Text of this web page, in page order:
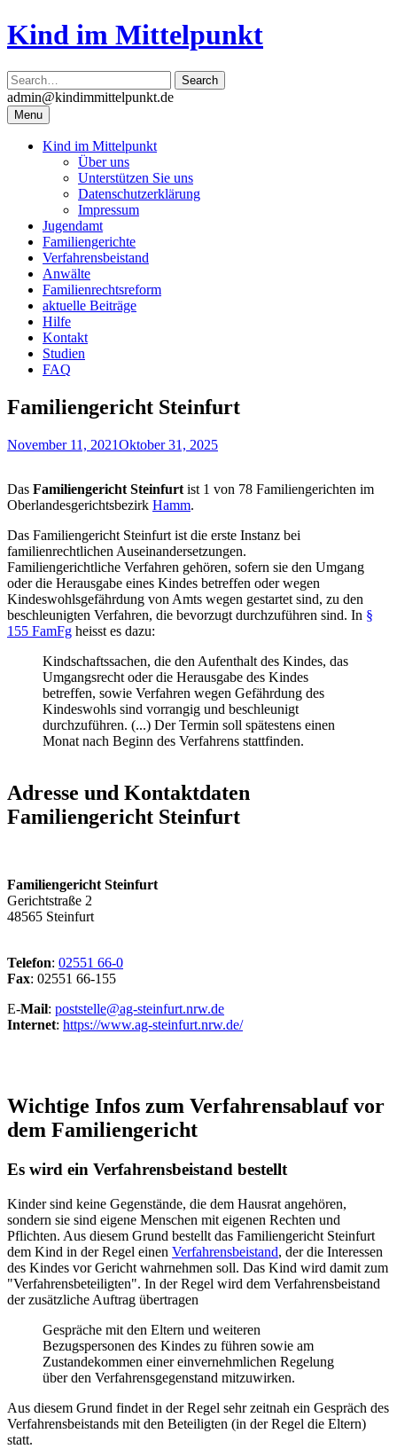
Skip
to
Kind im Mittelpunkt
admin@kindimmittelpunkt.de
Menu
Kind im Mittelpunkt
Über uns
Unterstützen Sie uns
Datenschutzerklärung
Impressum
Jugendamt
Familiengerichte
Verfahrensbeistand
Anwälte
Familienrechtsreform
aktuelle Beiträge
Hilfe
Kontakt
Studien
FAQ
Familiengericht Steinfurt
November 11, 2021Oktober 31, 2025
Das Familiengericht Steinfurt ist 1 von 78 Familiengerichten im
Oberlandesgerichtsbezirk Hamm.
Das Familiengericht Steinfurt ist die erste Instanz bei
familienrechtlichen Auseinandersetzungen.
Familiengerichtliche Verfahren gehören, sofern sie den Umgang
oder die Herausgabe eines Kindes betreffen oder wegen
Kindeswohlsgefährdung von Amts wegen gestartet sind, zu den
beschleunigten Verfahren, die bevorzugt durchzuführen sind. In §
155 FamFg heisst es dazu:
Kindschaftssachen, die den Aufenthalt des Kindes, das
Umgangsrecht oder die Herausgabe des Kindes
betreffen, sowie Verfahren wegen Gefährdung des
Kindeswohls sind vorrangig und beschleunigt
durchzuführen. (...) Der Termin soll spätestens einen
Monat nach Beginn des Verfahrens stattfinden.
Adresse und Kontaktdaten
Familiengericht Steinfurt
Familiengericht Steinfurt
Gerichtstraße 2
48565 Steinfurt
Telefon: 02551 66-0
Fax: 02551 66-155
E-Mail: poststelle@ag-steinfurt.nrw.de
Internet: https://www.ag-steinfurt.nrw.de/
Wichtige Infos zum Verfahrensablauf vor
dem Familiengericht
Es wird ein Verfahrensbeistand bestellt
Kinder sind keine Gegenstände, die dem Hausrat angehören,
sondern sie sind eigene Menschen mit eigenen Rechten und
Pflichten. Aus diesem Grund bestellt das Familiengericht Steinfurt
dem Kind in der Regel einen Verfahrensbeistand, der die Interessen
des Kindes vor Gericht wahrnehmen soll. Das Kind wird damit zum
"Verfahrensbeteiligten". In der Regel wird dem Verfahrensbeistand
der zusätzliche Auftrag übertragen
Gespräche mit den Eltern und weiteren
Bezugspersonen des Kindes zu führen sowie am
Zustandekommen einer einvernehmlichen Regelung
über den Verfahrensgegenstand mitzuwirken.
Aus diesem Grund findet in der Regel sehr zeitnah ein Gespräch des
Verfahrensbeistands mit den Beteiligten (in der Regel die Eltern)
statt.